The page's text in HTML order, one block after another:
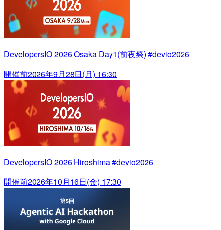
DevelopersIO 2026 Osaka Day1(前夜祭) #devio2026
開催前2026年9月28日(月) 16:30
DevelopersIO 2026 Hiroshima #devio2026
開催前2026年10月16日(金) 17:30